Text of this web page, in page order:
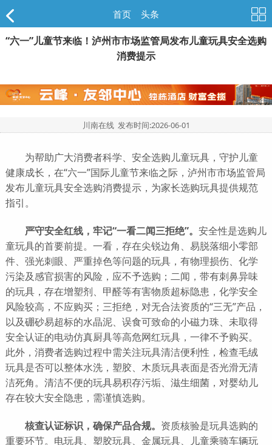
首页 头条
“六一”儿童节来临！泸州市市场监管局发布儿童玩具安全选购
消费提示
川南在线 发布时间:2026-06-01
为帮助广大消费者科学、安全选购儿童玩具，守护儿童
健康成长，在“六一”国际儿童节来临之际，泸州市市场监管局
发布儿童玩具安全选购消费提示，为家长选购玩具提供规范
指引。
严守安全红线，牢记“一看二闻三拒绝”。 安全性是选购儿
童玩具的首要前提。一看，存在尖锐边角、易脱落细小零部
件、强光刺眼、严重掉色等问题的玩具，有物理损伤、化学
污染及感官损害的风险，应不予选购；二闻，带有刺鼻异味
的玩具，存在增塑剂、甲醛等有害物质超标隐患，化学安全
风险较高，不应购买；三拒绝，对无合法资质的“三无”产品，
以及硼砂易超标的水晶泥、误食可致命的小磁力珠、未取得
安全认证的电动仿真厨具等高危网红玩具，一律不予购买。
此外，消费者选购过程中需关注玩具清洁便利性，检查毛绒
玩具是否可以整体水洗，塑胶、木质玩具表面是否光滑无清
洁死角。清洁不便的玩具易积存污垢、滋生细菌，对婴幼儿
存在较大安全隐患，需谨慎选购。
核查认证标识，确保产品合规。 资质核验是玩具选购的
重要环节。电玩具、塑胶玩具、金属玩具、儿童乘骑车辆玩